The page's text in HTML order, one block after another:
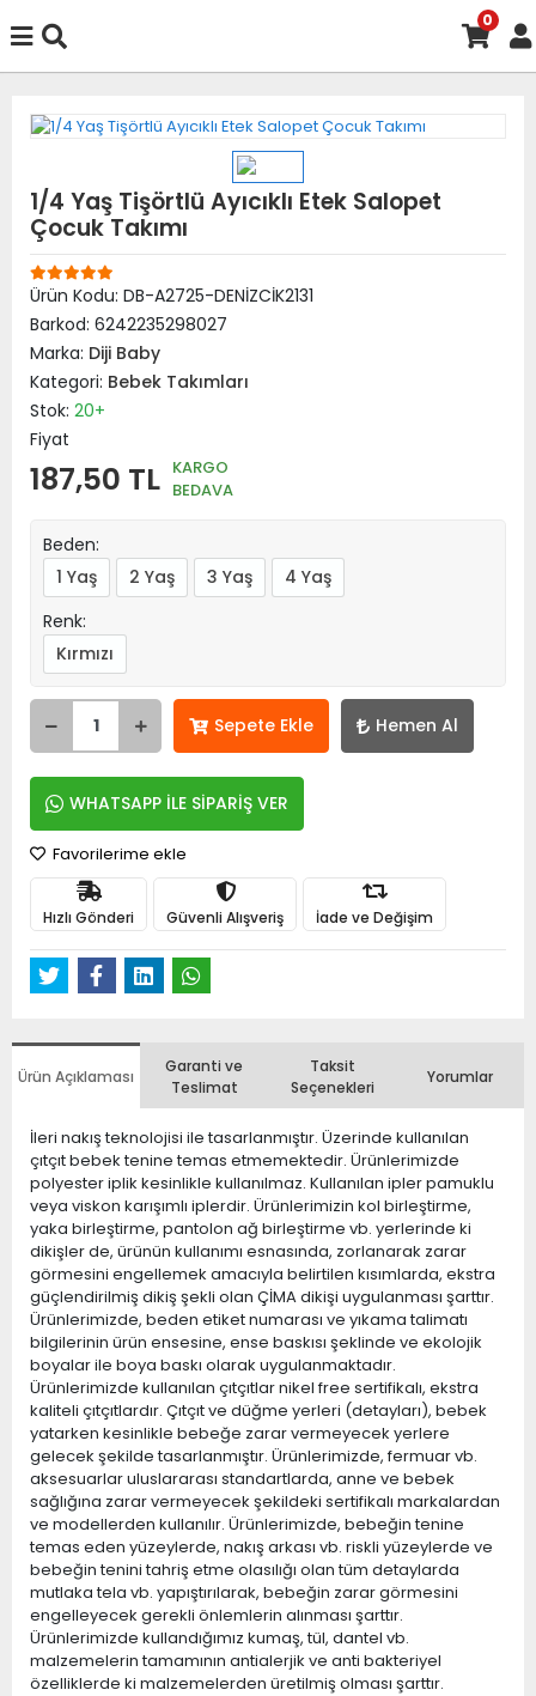
0
1/4 Yaş Tişörtlü Ayıcıklı Etek Salopet
Çocuk Takımı
Ürün Kodu: DB-A2725-DENİZCİK2131
Barkod: 6242235298027
Marka: Diji Baby
Kategori: Bebek Takımları
Stok: 20+
Fiyat
187,50 TL KARGO
BEDAVA
Beden:
1 Yaş
2 Yaş 3 Yaş
4 Yaş
Renk:
Kırmızı
Sepete Ekle Hemen Al
WHATSAPP İLE SİPARİŞ VER
Favorilerime ekle
Hızlı Gönderi Güvenli Alışveriş İade ve Değişim
Ürün Açıklaması
Garanti ve
Teslimat
Taksit
Seçenekleri
Yorumlar
İleri nakış teknolojisi ile tasarlanmıştır. Üzerinde kullanılan
çıtçıt bebek tenine temas etmemektedir. Ürünlerimizde
polyester iplik kesinlikle kullanılmaz. Kullanılan ipler pamuklu
veya viskon karışımlı iplerdir. Ürünlerimizin kol birleştirme,
yaka birleştirme, pantolon ağ birleştirme vb. yerlerinde ki
dikişler de, ürünün kullanımı esnasında, zorlanarak zarar
görmesini engellemek amacıyla belirtilen kısımlarda, ekstra
güçlendirilmiş dikiş şekli olan ÇİMA dikişi uygulanması şarttır.
Ürünlerimizde, beden etiket numarası ve yıkama talimatı
bilgilerinin ürün ensesine, ense baskısı şeklinde ve ekolojik
boyalar ile boya baskı olarak uygulanmaktadır.
Ürünlerimizde kullanılan çıtçıtlar nikel free sertifikalı, ekstra
kaliteli çıtçıtlardır. Çıtçıt ve düğme yerleri (detayları), bebek
yatarken kesinlikle bebeğe zarar vermeyecek yerlere
gelecek şekilde tasarlanmıştır. Ürünlerimizde, fermuar vb.
aksesuarlar uluslararası standartlarda, anne ve bebek
sağlığına zarar vermeyecek şekildeki sertifikalı markalardan
ve modellerden kullanılır. Ürünlerimizde, bebeğin tenine
temas eden yüzeylerde, nakış arkası vb. riskli yüzeylerde ve
bebeğin tenini tahriş etme olasılığı olan tüm detaylarda
mutlaka tela vb. yapıştırılarak, bebeğin zarar görmesini
engelleyecek gerekli önlemlerin alınması şarttır.
Ürünlerimizde kullandığımız kumaş, tül, dantel vb.
malzemelerin tamamının antialerjik ve anti bakteriyel
özelliklerde ki malzemelerden üretilmiş olması şarttır.